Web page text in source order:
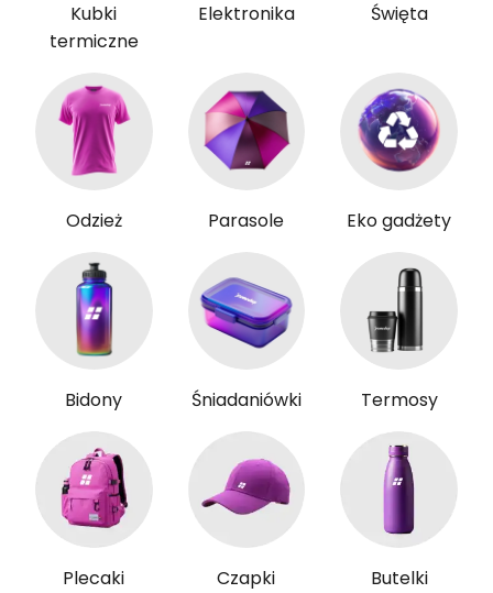
Kubki
termiczne
Elektronika Święta
Odzież Parasole Eko gadżety
Bidony Śniadaniówki Termosy
Plecaki Czapki Butelki